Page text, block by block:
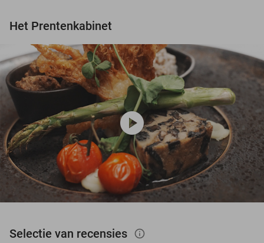
Het Prentenkabinet
play_circle
Selectie van recensies info_outlined